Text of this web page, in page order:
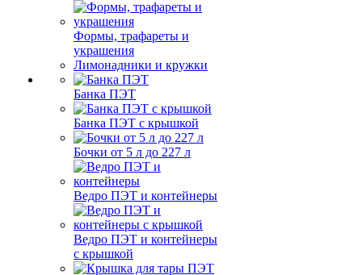
Формы, трафареты и
украшения
Лимонадники и кружки
Банка ПЭТ
Банка ПЭТ с крышкой
Бочки от 5 л до 227 л
Ведро ПЭТ и контейнеры
Ведро ПЭТ и контейнеры
с крышкой